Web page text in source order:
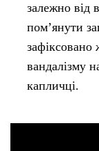
залежно від
пом’янути
вандалізму
капличці.